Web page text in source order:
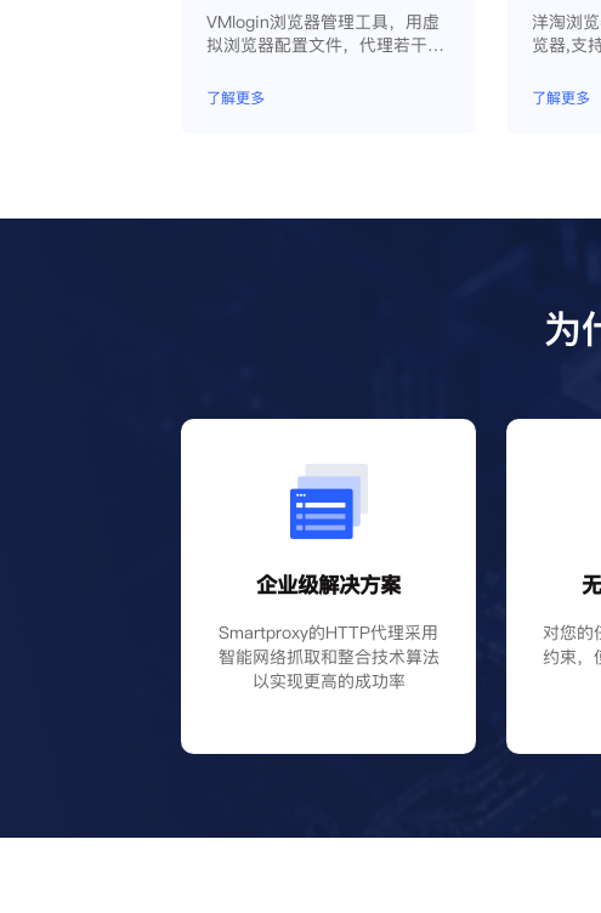
VMlogin浏览器管理工具，用虚
拟浏览器配置文件，代理若干电
了解更多
洋淘浏
览器,支
了解更多
为
企业级解决方案
Smartproxy的HTTP代理采用
智能网络抓取和整合技术算法
以实现更高的成功率
对您的
约束，